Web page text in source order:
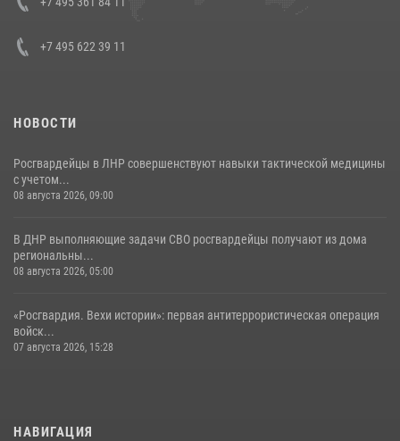
+7 495 622 39 11
НОВОСТИ
Росгвардейцы в ЛНР совершенствуют навыки тактической медицины
с учетом...
08 августа 2026, 09:00
В ДНР выполняющие задачи СВО росгвардейцы получают из дома
региональны...
08 августа 2026, 05:00
«Росгвардия. Вехи истории»: первая антитеррористическая операция
войск...
07 августа 2026, 15:28
НАВИГАЦИЯ